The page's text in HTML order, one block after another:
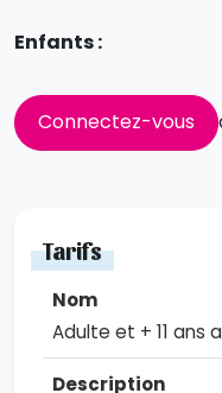
Enfants :
Connectez-vous
Tarifs
Adulte et + 11 ans